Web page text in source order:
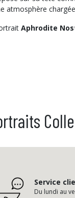
atmosphère
Aphrodite
Service
Du lundi au